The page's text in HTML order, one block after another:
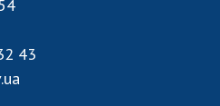
України
43